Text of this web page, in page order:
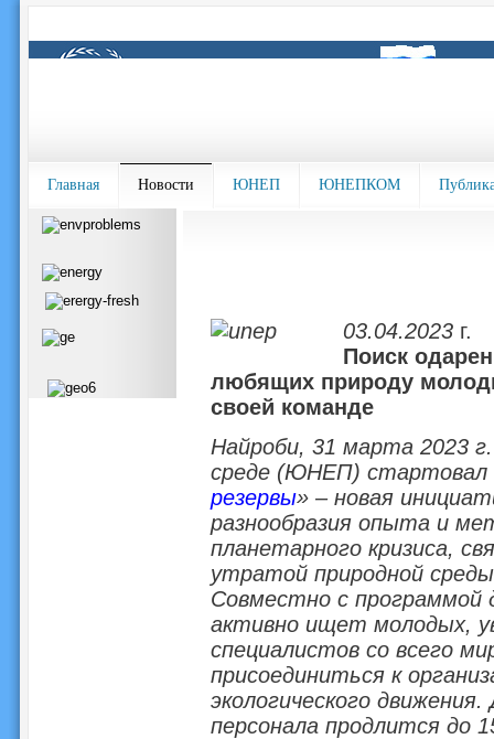
Главная Новости ЮНЕП ЮНЕПКОМ
03.04.2023г.
Поиск
любящих природу
своей команде
Найроби, 31 марта 2023
среде (ЮНЕП) стартовал
резервы» – новая
разнообразия опыта и
планетарного кризиса,
утратой природной
Совместно с
активно ищет молодых,
специалистов со всего
присоединиться к
экологического
персонала продлится до